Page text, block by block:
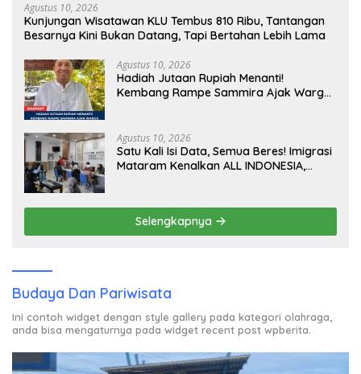
Agustus 10, 2026
Kunjungan Wisatawan KLU Tembus 810 Ribu, Tantangan
Besarnya Kini Bukan Datang, Tapi Bertahan Lebih Lama
Agustus 10, 2026
Hadiah Jutaan Rupiah Menanti!
Kembang Rampe Sammira Ajak Warga
Agustus 10, 2026
Satu Kali Isi Data, Semua Beres! Imigrasi
Mataram Kenalkan ALL INDONESIA,
Selengkapnya
Budaya Dan Pariwisata
Ini contoh widget dengan style gallery pada kategori olahraga,
anda bisa mengaturnya pada widget recent post wpberita.